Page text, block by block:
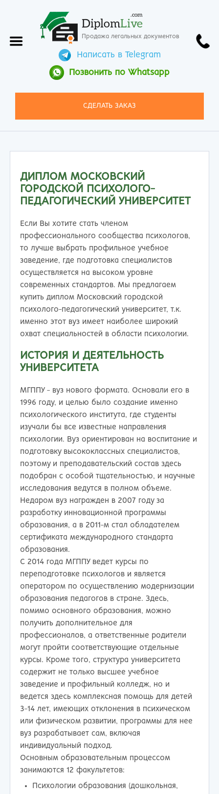
DiplomLive
.com
Продажа легальных документов
Написать в Telegram
Позвонить по Whatsapp
СДЕЛАТЬ ЗАКАЗ
ДИПЛОМ МОСКОВСКИЙ
ГОРОДСКОЙ ПСИХОЛОГО-
ПЕДАГОГИЧЕСКИЙ УНИВЕРСИТЕТ
Если Вы хотите стать членом
профессионального сообщества психологов,
то лучше выбрать профильное учебное
заведение, где подготовка специалистов
осуществляется на высоком уровне
современных стандартов. Мы предлагаем
купить диплом Московский городской
психолого-педагогический университет, т.к.
именно этот вуз имеет наиболее широкий
охват специальностей в области психологии.
ИСТОРИЯ И ДЕЯТЕЛЬНОСТЬ
УНИВЕРСИТЕТА
МГППУ - вуз нового формата. Основали его в
1996 году, и целью было создание именно
психологического института, где студенты
изучали бы все известные направления
психологии. Вуз ориентирован на воспитание и
подготовку высококлассных специалистов,
поэтому и преподавательский состав здесь
подобран с особой тщательностью, и научные
исследования ведутся в полном объеме.
Недаром вуз награжден в 2007 году за
разработку инновационной программы
образования, а в 2011-м стал обладателем
сертификата международного стандарта
образования.
С 2014 года МГППУ ведет курсы по
переподготовке психологов и является
оператором по осуществлению модернизации
образования педагогов в стране. Здесь,
помимо основного образования, можно
получить дополнительное для
профессионалов, а ответственные родители
могут пройти соответствующие отдельные
курсы. Кроме того, структура университета
содержит не только высшее учебное
заведение и профильный колледж, но и
ведется здесь комплексная помощь для детей
3-14 лет, имеющих отклонения в психическом
или физическом развитии, программы для нее
вуз разрабатывает сам, включая
индивидуальный подход.
Основным образовательным процессом
занимаются 12 факультетов:
Психологии образования (дошкольная,